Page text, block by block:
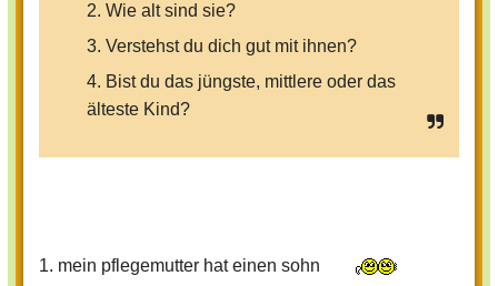
2. Wie alt sind sie?
3. Verstehst du dich gut mit ihnen?
4. Bist du das jüngste, mittlere oder das
älteste Kind?
1. mein pflegemutter hat einen sohn